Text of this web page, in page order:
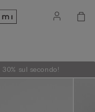
sul secondo!